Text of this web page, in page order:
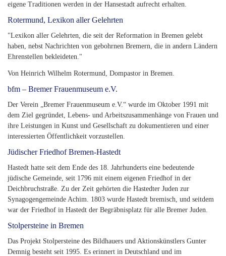
eigene Traditionen werden in der Hansestadt aufrecht erhalten.
Rotermund, Lexikon aller Gelehrten
"Lexikon aller Gelehrten, die seit der Reformation in Bremen gelebt
haben, nebst Nachrichten von gebohrnen Bremern, die in andern Ländern
Ehrenstellen bekleideten."
Von Heinrich Wilhelm Rotermund, Dompastor in Bremen.
bfm – Bremer Frauenmuseum e.V.
Der Verein „Bremer Frauenmuseum e.V.“ wurde im Oktober 1991 mit
dem Ziel gegründet, Lebens- und Arbeitszusammenhänge von Frauen und
ihre Leistungen in Kunst und Gesellschaft zu dokumentieren und einer
interessierten Öffentlichkeit vorzustellen.
Jüdischer Friedhof Bremen-Hastedt
Hastedt hatte seit dem Ende des 18. Jahrhunderts eine bedeutende
jüdische Gemeinde, seit 1796 mit einem eigenen Friedhof in der
Deichbruchstraße. Zu der Zeit gehörten die Hastedter Juden zur
Synagogengemeinde Achim. 1803 wurde Hastedt bremisch, und seitdem
war der Friedhof in Hastedt der Begräbnisplatz für alle Bremer Juden.
Stolpersteine in Bremen
Das Projekt Stolpersteine des Bildhauers und Aktionskünstlers Gunter
Demnig besteht seit 1995. Es erinnert in Deutschland und im